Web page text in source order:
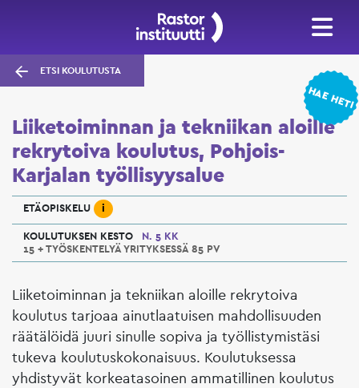
ETSI KOULUTUSTA
HAE HETI
Liiketoiminnan ja tekniikan aloille
rekrytoiva koulutus, Pohjois-
Karjalan työllisyysalue
ETÄOPISKELU i
KOULUTUKSEN KESTO
N. 5 KK
15 + TYÖSKENTELYÄ YRITYKSESSÄ 85 PV
Liiketoiminnan ja tekniikan aloille rekrytoiva
koulutus tarjoaa ainutlaatuisen mahdollisuuden
räätälöidä juuri sinulle sopiva ja työllistymistäsi
tukeva koulutuskokonaisuus. Koulutuksessa
yhdistyvät korkeatasoinen ammatillinen koulutus